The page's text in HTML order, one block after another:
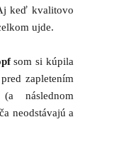
keď kvalitovo
ujde.
som si kúpila
zapletením
následnom
neodstávajú a